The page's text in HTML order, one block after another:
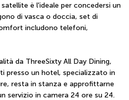
è l'ideale per concedersi un
di vasca o doccia, set di
includono telefoni,
da ThreeSixty All Day Dining,
presso un hotel, specializzato in
resta in stanza e approfittarne
servizio in camera 24 ore su 24.